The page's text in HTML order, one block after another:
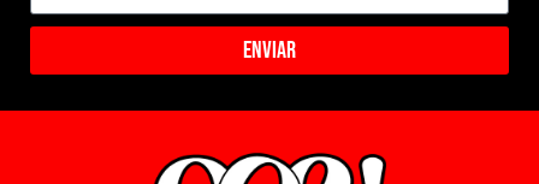
Enviar